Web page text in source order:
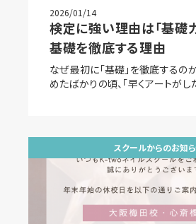
2026/01/14
検定に強い理由は「基礎
基礎を徹底する理由
なぜ最初に「基礎」を徹底するの
めたばかりの頃、「早くアートがし
スクールからのお知